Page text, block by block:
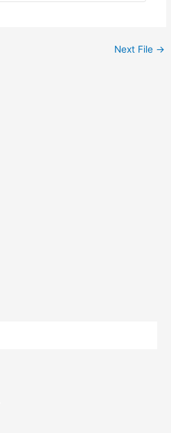
Next File →